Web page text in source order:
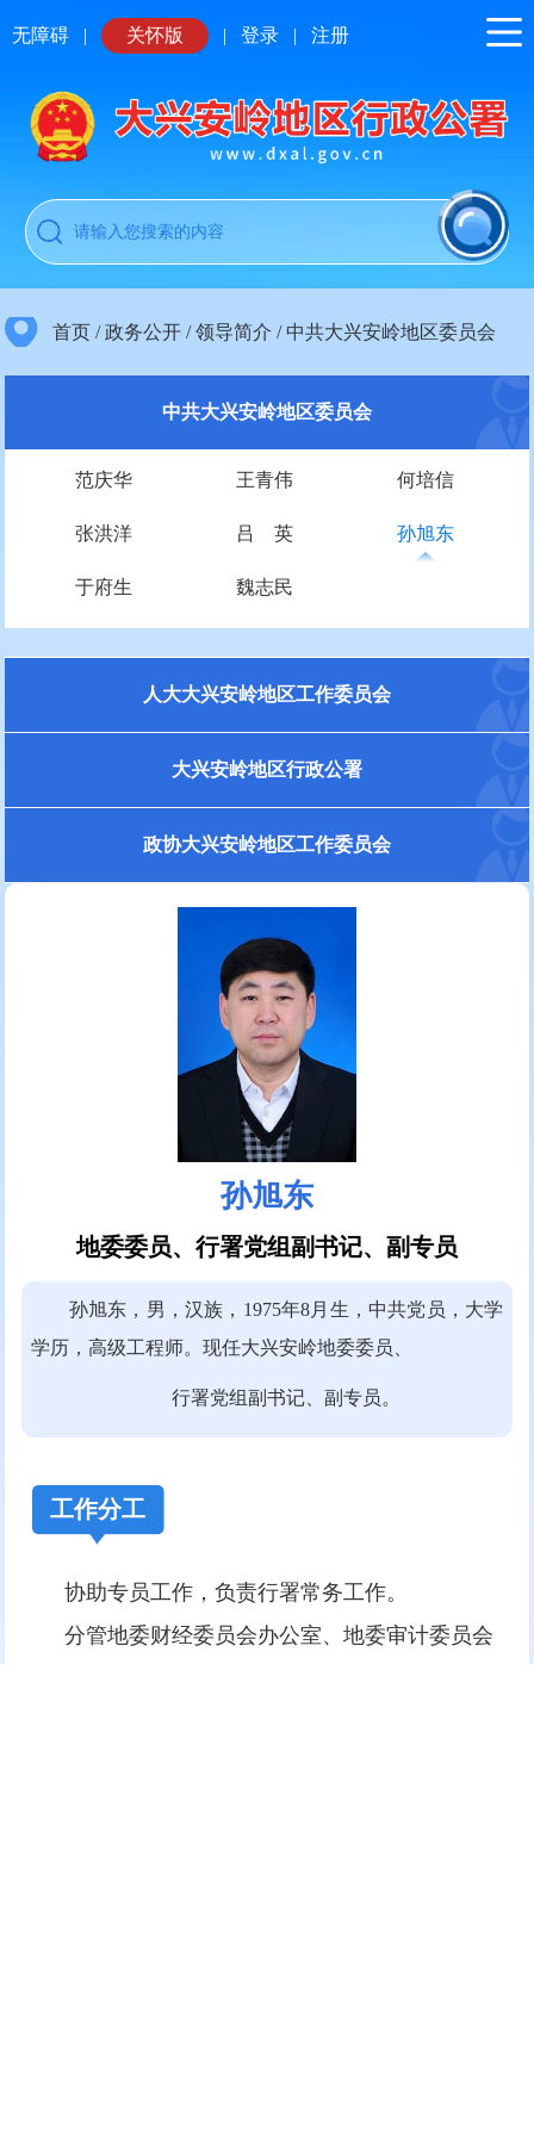
无障碍 | 关怀版 | 登录 | 注册
首页 /政务公开 /领导简介 / 中共大兴安岭地区委员会
中共大兴安岭地区委员会
范庆华 王青伟 何培信
张洪洋 吕 英 孙旭东
于府生 魏志民
人大大兴安岭地区工作委员会
大兴安岭地区行政公署
政协大兴安岭地区工作委员会
孙旭东
地委委员、行署党组副书记、副专员
孙旭东，男，汉族，1975年8月生，中共党员，大学
学历，高级工程师。现任大兴安岭地委委员、
行署党组副书记、副专员。
工作分工
协助专员工作，负责行署常务工作。
分管地委财经委员会办公室、地委审计委员会